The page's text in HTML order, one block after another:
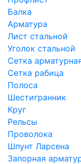
Балка
Арматура
Лист стальной
Уголок стальной
Сетка
Сетка рабица
Полоса
Шестигранник
Круг
Рельсы
Проволока
Шпунт Ларсена
Запорная